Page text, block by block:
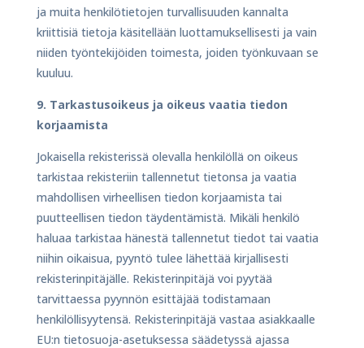
ja muita henkilötietojen turvallisuuden kannalta
kriittisiä tietoja käsitellään luottamuksellisesti ja vain
niiden työntekijöiden toimesta, joiden työnkuvaan se
kuuluu.
9. Tarkastusoikeus ja oikeus vaatia tiedon
korjaamista
Jokaisella rekisterissä olevalla henkilöllä on oikeus
tarkistaa rekisteriin tallennetut tietonsa ja vaatia
mahdollisen virheellisen tiedon korjaamista tai
puutteellisen tiedon täydentämistä. Mikäli henkilö
haluaa tarkistaa hänestä tallennetut tiedot tai vaatia
niihin oikaisua, pyyntö tulee lähettää kirjallisesti
rekisterinpitäjälle. Rekisterinpitäjä voi pyytää
tarvittaessa pyynnön esittäjää todistamaan
henkilöllisyytensä. Rekisterinpitäjä vastaa asiakkaalle
EU:n tietosuoja-asetuksessa säädetyssä ajassa